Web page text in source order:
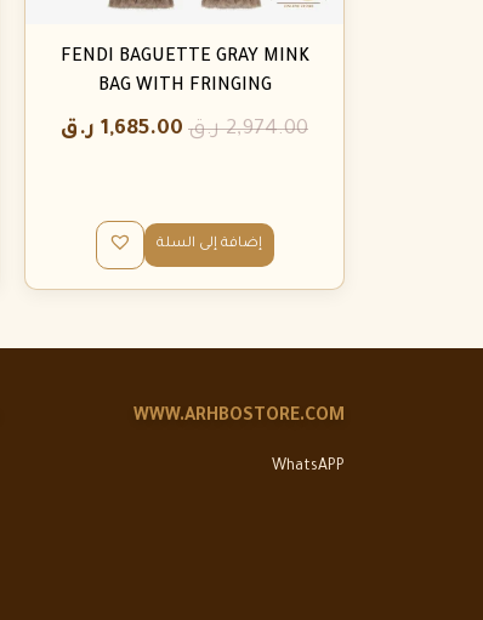
FENDI BAGUETTE GRAY MINK
BAG WITH FRINGING
2,974.00 ر.ق 1,685.00 ر.ق
إضافة إلى السلة
WWW.ARHBOSTORE.COM
WhatsAPP